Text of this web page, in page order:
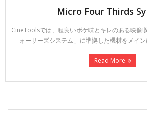
Micro Four Thirds
CineToolsでは、程良いボケ味とキレのある映像
ォーサーズシステム」に準拠した機材をメイン
Read More